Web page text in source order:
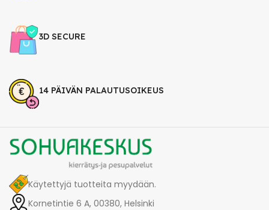
3D SECURE
14 PÄIVÄN PALAUTUSOIKEUS
Käytettyjä tuotteita myydään.
Kornetintie 6 A, 00380, Helsinki